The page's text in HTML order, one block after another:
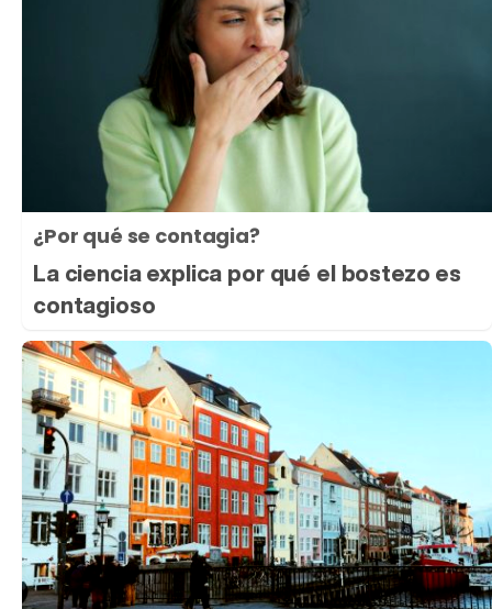
¿Por qué se contagia?
La ciencia explica por qué el bostezo es
contagioso